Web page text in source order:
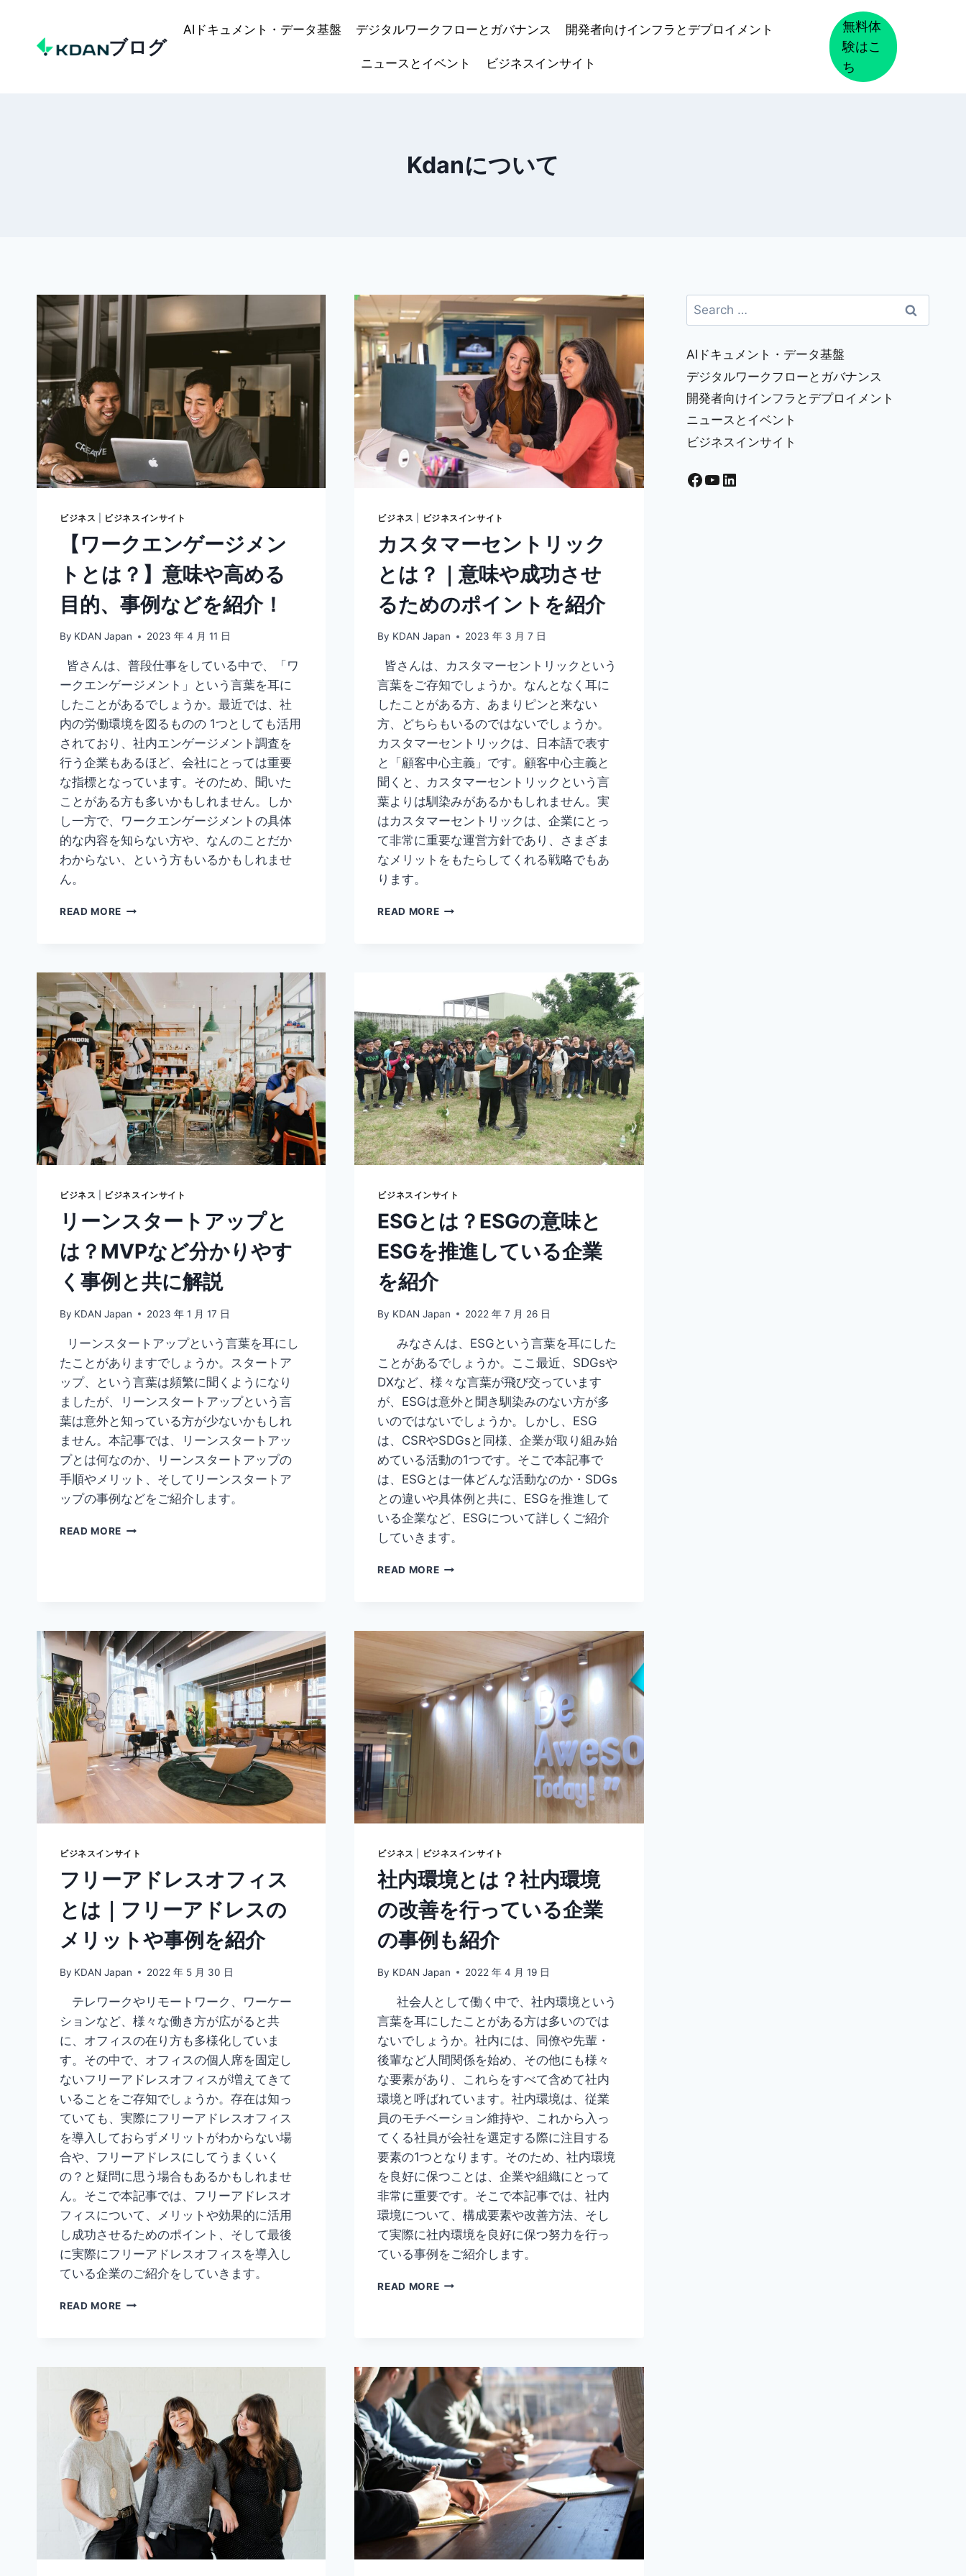
content
ブログ
AIドキュメント・データ基盤 デジタルワークフローとガバナンス 開発者向けインフラとデプロイメント
ニュースとイベント ビジネスインサイト
無料体
験はこ
ち
Kdanについて
ビジネス ビジネスインサイト
【ワークエンゲージメン
トとは？】意味や高める
目的、事例などを紹介！
By KDAN Japan 2023 年 4 月 11 日
皆さんは、普段仕事をしている中で、「ワ
ークエンゲージメント」という言葉を耳に
したことがあるでしょうか。最近では、社
内の労働環境を図るものの 1つとしても活用
されており、社内エンゲージメント調査を
行う企業もあるほど、会社にとっては重要
な指標となっています。そのため、聞いた
ことがある方も多いかもしれません。しか
し一方で、ワークエンゲージメントの具体
的な内容を知らない方や、なんのことだか
わからない、という方もいるかもしれませ
ん。
READ MORE 【ワ
ゲ
ー
ジ
メ
ン
ト
と
は？】
意
味
や
高
め
目
事
な
を
介！
ビジネス ビジネスインサイト
カスタマーセントリック
とは？｜意味や成功させ
るためのポイントを紹介
By KDAN Japan 2023 年 3 月 7 日
皆さんは、カスタマーセントリックという
言葉をご存知でしょうか。なんとなく耳に
したことがある方、あまりピンと来ない
方、どちらもいるのではないでしょうか。
カスタマーセントリックは、日本語で表す
と「顧客中心主義」です。顧客中心主義と
聞くと、カスタマーセントリックという言
葉よりは馴染みがあるかもしれません。実
はカスタマーセントリックは、企業にとっ
て非常に重要な運営方針であり、さまざま
なメリットをもたらしてくれる戦略でもあ
ります。
READ MOREカ
ン
ト
リ
ッ
ク
と
は？
｜
意
味
や
成
さ
る
た
め
ン
を
紹
介
ビジネス ビジネスインサイト
リーンスタートアップと
は？MVPなど分かりやす
く事例と共に解説
By KDAN Japan 2023 年 1 月 17 日
リーンスタートアップという言葉を耳にし
たことがありますでしょうか。スタートア
ップ、という言葉は頻繁に聞くようになり
ましたが、リーンスタートアップという言
葉は意外と知っている方が少ないかもしれ
ません。本記事では、リーンスタートアッ
プとは何なのか、リーンスタートアップの
手順やメリット、そしてリーンスタートア
ップの事例などをご紹介します。
READ MORE
ア
ッ
プ
と
は？
MVP
な
ど
分
か
例
と
共
に
解
説
ビジネスインサイト
ESGとは？ESGの意味と
ESGを推進している企業
を紹介
By KDAN Japan 2022 年 7 月 26 日
みなさんは、ESGという言葉を耳にした
ことがあるでしょうか。ここ最近、SDGsや
DXなど、様々な言葉が飛び交っています
が、ESGは意外と聞き馴染みのない方が多
いのではないでしょうか。しかし、ESG
は、CSRやSDGsと同様、企業が取り組み始
めている活動の1つです。そこで本記事で
は、ESGとは一体どんな活動なのか・SDGs
との違いや具体例と共に、ESGを推進して
いる企業など、ESGについて詳しくご紹介
していきます。
READ MOREESG
味
ESG
を
推
進
し
業
紹
介
ビジネスインサイト
フリーアドレスオフィス
とは｜フリーアドレスの
メリットや事例を紹介
By KDAN Japan 2022 年 5 月 30 日
テレワークやリモートワーク、ワーケー
ションなど、様々な働き方が広がると共
に、オフィスの在り方も多様化していま
す。その中で、オフィスの個人席を固定し
ないフリーアドレスオフィスが増えてきて
いることをご存知でしょうか。存在は知っ
ていても、実際にフリーアドレスオフィス
を導入しておらずメリットがわからない場
合や、フリーアドレスにしてうまくいく
の？と疑問に思う場合もあるかもしれませ
ん。そこで本記事では、フリーアドレスオ
フィスについて、メリットや効果的に活用
し成功させるためのポイント、そして最後
に実際にフリーアドレスオフィスを導入し
ている企業のご紹介をしていきます。
READ MORE フ
ィ
ス
と
は
｜
フ
ア
ビジネス ビジネスインサイト
社内環境とは？社内環境
の改善を行っている企業
の事例も紹介
By KDAN Japan 2022 年 4 月 19 日
社会人として働く中で、社内環境という
言葉を耳にしたことがある方は多いのでは
ないでしょうか。社内には、同僚や先輩・
後輩など人間関係を始め、その他にも様々
な要素があり、これらをすべて含めて社内
環境と呼ばれています。社内環境は、従業
員のモチベーション維持や、これから入っ
てくる社員が会社を選定する際に注目する
要素の1つとなります。そのため、社内環境
を良好に保つことは、企業や組織にとって
非常に重要です。そこで本記事では、社内
環境について、構成要素や改善方法、そし
て実際に社内環境を良好に保つ努力を行っ
ている事例をご紹介します。
READ MORE社
社
内
環
境
改
善
を
行
っ
て
い
る
Search
for:
AIドキュメント・データ基盤
デジタルワークフローとガバナンス
開発者向けインフラとデプロイメント
ニュースとイベント
ビジネスインサイト
Facebook
YouTube
LinkedIn